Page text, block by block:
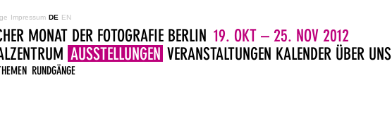
Impressum DE EN
MONAT DER FOTOGRAFIE BERLIN 19. OKT – 25. NOV 2012
AUSSTELLUNGEN
RUNDGÄNGE
VERANSTALTUNGEN KALENDER ÜBER UNS